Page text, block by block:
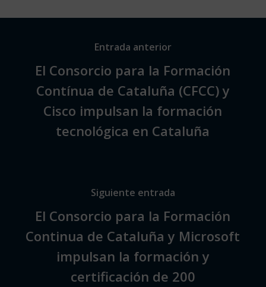
Entrada anterior
El Consorcio para la Formación
Contínua de Cataluña (CFCC) y
Cisco impulsan la formación
tecnológica en Cataluña
Siguiente entrada
El Consorcio para la Formación
Continua de Cataluña y Microsoft
impulsan la formación y
certificación de 200